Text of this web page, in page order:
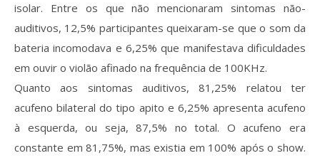
isolar. Entre os que não mencionaram sintomas não-
auditivos, 12,5% participantes queixaram-se que o som da
bateria incomodava e 6,25% que manifestava dificuldades
em ouvir o violão afinado na frequência de 100KHz.
Quanto aos sintomas auditivos, 81,25% relatou ter
acufeno bilateral do tipo apito e 6,25% apresenta acufeno
à esquerda, ou seja, 87,5% no total. O acufeno era
constante em 81,75%, mas existia em 100% após o show.